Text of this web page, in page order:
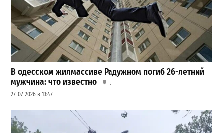
В одесском жилмассиве Радужном погиб 26-летний
мужчина: что известно
3
27-07-2026 в 13:47